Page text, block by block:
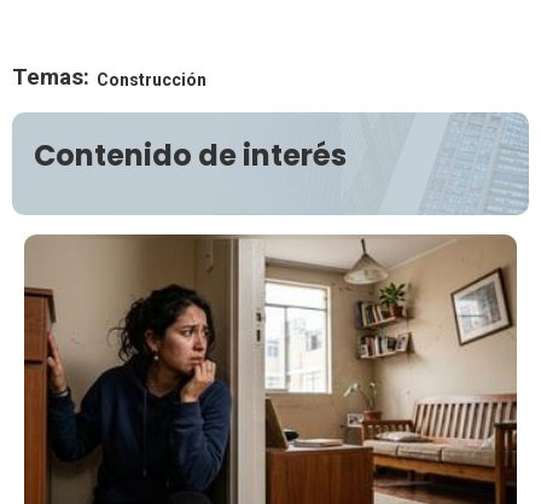
Temas: Construcción
Contenido de interés